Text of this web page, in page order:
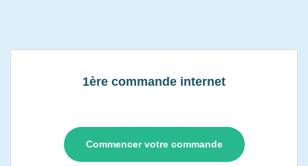
1ère commande internet
Commencer votre commande